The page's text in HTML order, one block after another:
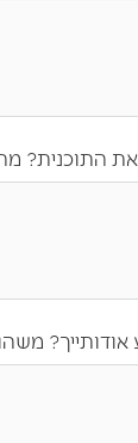
התוכנית?